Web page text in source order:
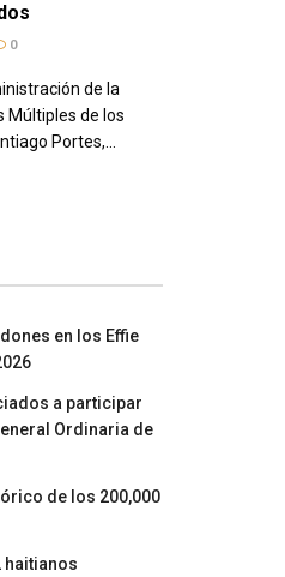
0
de la
Múltiples de los
Portes,...
en los Effie
a participar
Ordinaria de
de los 200,000
haitianos